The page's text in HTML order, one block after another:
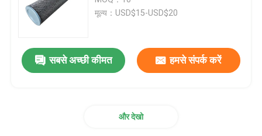
कोमात्सु स्पेयर पार्ट्स
मूल्य：USD$15-USD$20
सबसे अच्छी कीमत हमसे संपर्क करें
और देखो